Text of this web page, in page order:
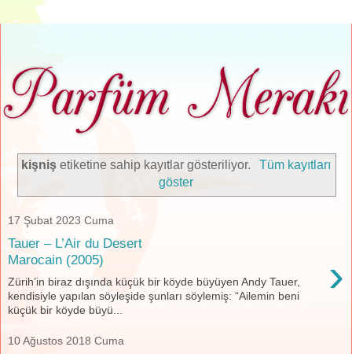
kişniş etiketine sahip kayıtlar gösteriliyor.
Tüm kayıtları
göster
17 Şubat 2023 Cuma
Tauer – L’Air du Desert
Marocain (2005)
›
Zürih’in biraz dışında küçük bir köyde büyüyen Andy Tauer,
kendisiyle yapılan söyleşide şunları söylemiş: “Ailemin beni
küçük bir köyde büyü...
10 Ağustos 2018 Cuma